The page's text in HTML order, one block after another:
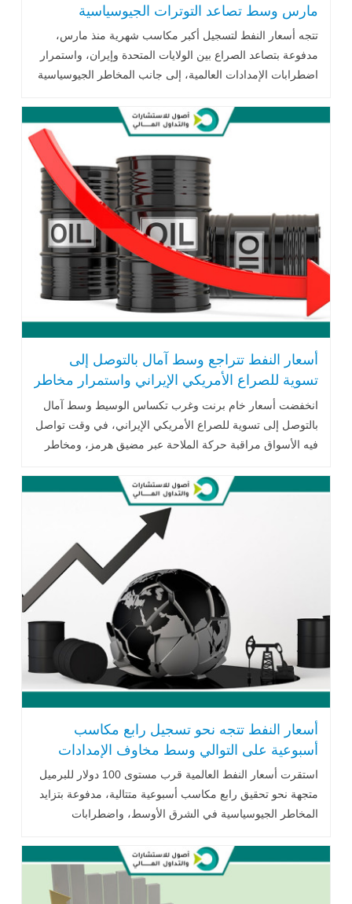
مارس وسط تصاعد التوترات الجيوسياسية
وتقلبات الأسواق
تتجه أسعار النفط لتسجيل أكبر مكاسب شهرية منذ مارس،
مدفوعة بتصاعد الصراع بين الولايات المتحدة وإيران، واستمرار
اضطرابات الإمدادات العالمية، إلى جانب المخاطر الجيوسياسية
أسعار النفط تتراجع وسط آمال بالتوصل إلى
تسوية للصراع الأمريكي الإيراني واستمرار مخاطر
الإمدادات
انخفضت أسعار خام برنت وغرب تكساس الوسيط وسط آمال
بالتوصل إلى تسوية للصراع الأمريكي الإيراني، في وقت تواصل
فيه الأسواق مراقبة حركة الملاحة عبر مضيق هرمز، ومخاطر
أسعار النفط تتجه نحو تسجيل رابع مكاسب
أسبوعية على التوالي وسط مخاوف الإمدادات
استقرت أسعار النفط العالمية قرب مستوى 100 دولار للبرميل
متجهة نحو تحقيق رابع مكاسب أسبوعية متتالية، مدفوعة بتزايد
المخاطر الجيوسياسية في الشرق الأوسط، واضطرابات
إنتاج كازاخستان، ما يعزز المخاوف بشأن استقرار سوق الطاقة